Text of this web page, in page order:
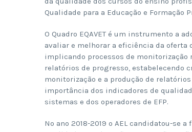
Qualidade para a Educação e Formação
O Quadro EQAVET é um instrumento a
avaliar e melhorar a eficiência da oferta
implicando processos de monitorização
relatórios de progresso, estabelecendo
monitorização e a produção de
importância dos indicadores de
sistemas e dos operadores de EFP.
No ano 2018-2019 o AEL candidatou-se